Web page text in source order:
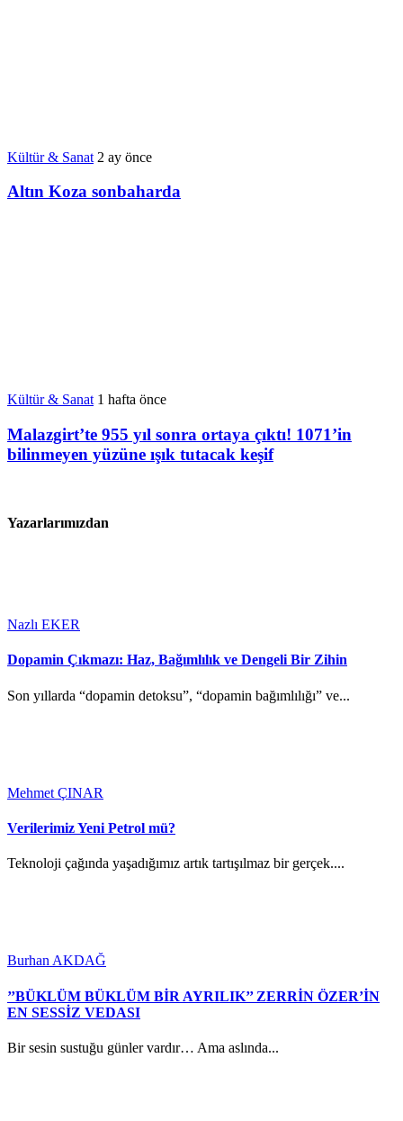
Kültür & Sanat 2 ay önce
Altın Koza sonbaharda
Kültür & Sanat 1 hafta önce
Malazgirt’te 955 yıl sonra ortaya çıktı! 1071’in
bilinmeyen yüzüne ışık tutacak keşif
Yazarlarımızdan
Nazlı EKER
Dopamin Çıkmazı: Haz, Bağımlılık ve Dengeli Bir Zihin
Son yıllarda “dopamin detoksu”, “dopamin bağımlılığı” ve...
Mehmet ÇINAR
Verilerimiz Yeni Petrol mü?
Teknoloji çağında yaşadığımız artık tartışılmaz bir gerçek....
Burhan AKDAĞ
’’BÜKLÜM BÜKLÜM BİR AYRILIK’’ ZERRİN ÖZER’İN
EN SESSİZ VEDASI
Bir sesin sustuğu günler vardır… Ama aslında...